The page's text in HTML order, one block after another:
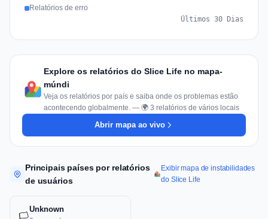
Relatórios de erro
Últimos 30 Dias
Explore os relatórios do Slice Life no mapa-
múndi
Veja os relatórios por país e saiba onde os problemas estão
acontecendo globalmente. — 🌍 3 relatórios de vários locais
Abrir mapa ao vivo
Principais países por relatórios
de usuários
Exibir mapa de instabilidades
do Slice Life
Unknown